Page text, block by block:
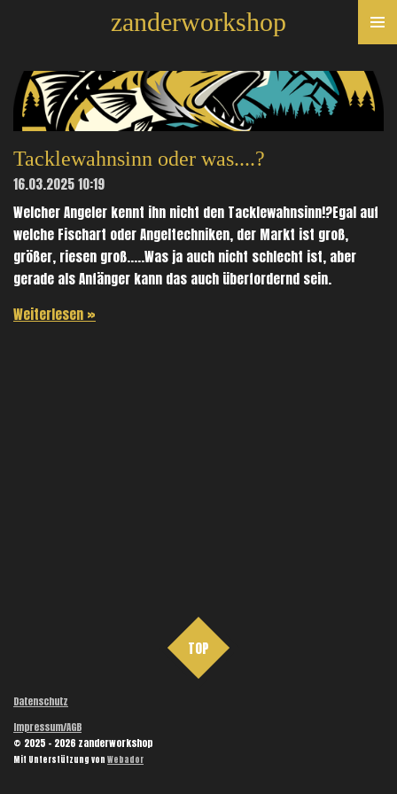
zanderworkshop
Tacklewahnsinn oder was....?
16.03.202510:19
Welcher Angeler kennt ihn nicht den Tacklewahnsinn!?Egal auf
welche Fischart oder Angeltechniken, der Markt ist groß,
größer, riesen groß.....Was ja auch nicht schlecht ist, aber
gerade als Anfänger kann das auch überfordernd sein.
Weiterlesen »
TOP
Datenschutz
Impressum/AGB
© 2025 - 2026 zanderworkshop
Mit Unterstützung von Webador